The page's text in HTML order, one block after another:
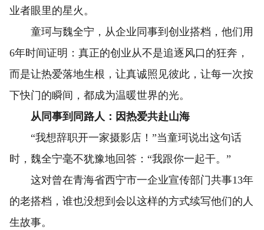
业者眼里的星火。
童珂与魏全宁，从企业同事到创业搭档，他们用
6年时间证明：真正的创业从不是追逐风口的狂奔，
而是让热爱落地生根，让真诚照见彼此，让每一次按
下快门的瞬间，都成为温暖世界的光。
从同事到同路人：因热爱共赴山海
“我想辞职开一家摄影店！”当童珂说出这句话
时，魏全宁毫不犹豫地回答：“我跟你一起干。”
这对曾在青海省西宁市一企业宣传部门共事13年
的老搭档，谁也没想到会以这样的方式续写他们的人
生故事。